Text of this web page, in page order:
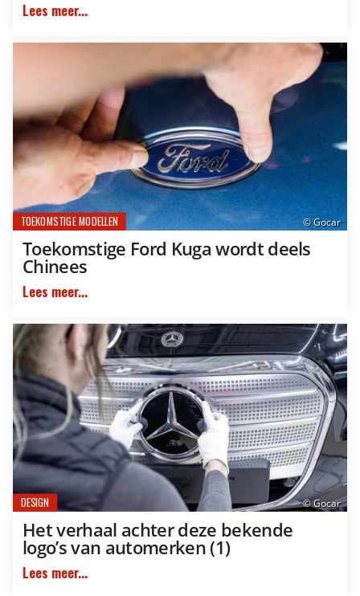
Lees meer...
© Gocar
TOEKOMSTIGE MODELLEN
Toekomstige Ford Kuga wordt deels
Chinees
Lees meer...
© Gocar
DESIGN
Het verhaal achter deze bekende
logo’s van automerken (1)
Lees meer...